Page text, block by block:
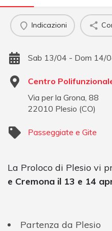
Indicazioni
Sab 13/04 - Dom 14/
Centro
Via per la Grona, 88
22010 Plesio (CO)
Passeggiate e Gite
La Proloco di Plesio vi
e Cremona il 13 e 14
Partenza da Plesio